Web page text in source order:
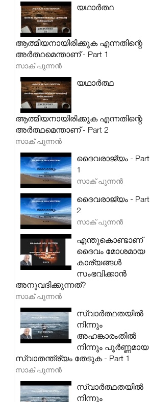
യഥാർത്ഥ
ആത്മീയനായിരിക്കുക എന്നതിന്റെ
അർത്ഥമെന്താണ് - Part 1
സാക് പുന്നൻ
യഥാർത്ഥ
ആത്മീയനായിരിക്കുക എന്നതിന്റെ
അർത്ഥമെന്താണ് - Part 2
സാക് പുന്നൻ
ദൈവരാജ്യം - Part
1
സാക് പുന്നൻ
ദൈവരാജ്യം - Part
2
സാക് പുന്നൻ
എന്തുകൊണ്ടാണ്
ദൈവം മോശമായ
കാര്യങ്ങൾ
സംഭവിക്കാൻ
അനുവദിക്കുന്നത്?
സാക് പുന്നൻ
സ്വാർത്ഥതയിൽ
നിന്നും
അഹങ്കാരംതിൽ
നിന്നും പൂർണ്ണമായ
സ്വാതന്ത്ര്യം തേടുക - Part 1
സാക് പുന്നൻ
സ്വാർത്ഥതയിൽ
നിന്നും